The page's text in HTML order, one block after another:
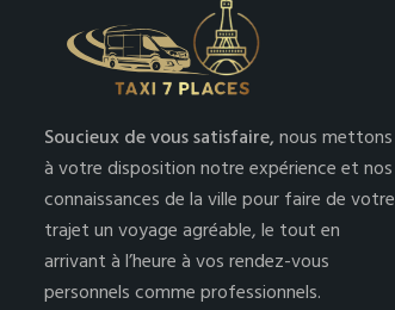
Soucieux de vous satisfaire,nous mettons
à votre disposition notre expérience et nos
connaissances de la ville pour faire de votre
trajet un voyage agréable, le tout en
arrivant à l’heure à vos rendez-vous
personnels comme professionnels.